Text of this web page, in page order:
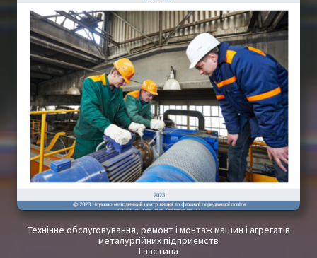
Технічне обслуговування, ремонт і монтаж машин і агрегатів
металургійних підприємств
І частина